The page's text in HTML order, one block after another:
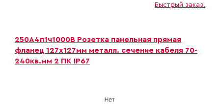
Быстрый заказ!
250А4п1ч1000B Розетка панельная прямая
фланец 127х127мм металл. сечение кабеля 70-
240кв.мм 2 ПК IP67